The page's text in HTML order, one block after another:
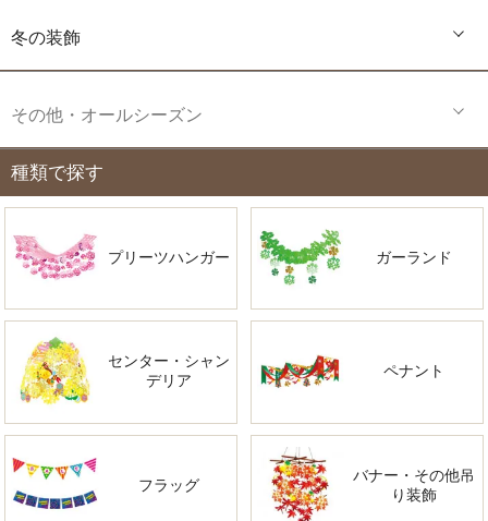
冬の装飾
その他・オールシーズン
種類で探す
プリーツハンガー ガーランド
センター・シャン
デリア
ペナント
フラッグ
バナー・その他吊
り装飾